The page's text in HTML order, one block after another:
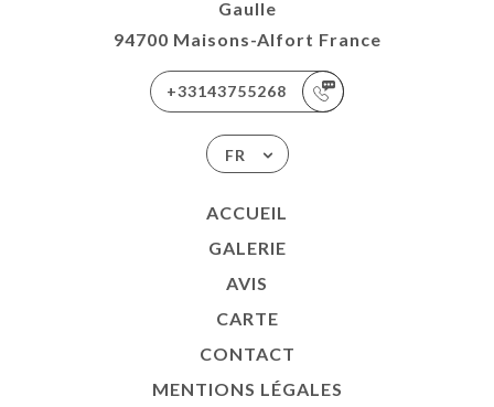
Gaulle
94700 Maisons-Alfort France
+33143755268
FR
ACCUEIL
GALERIE
AVIS
CARTE
CONTACT
MENTIONS LÉGALES